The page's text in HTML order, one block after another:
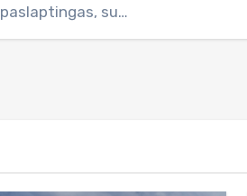
paslaptingas, su…